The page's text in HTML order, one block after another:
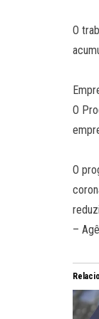
O
O
O
–